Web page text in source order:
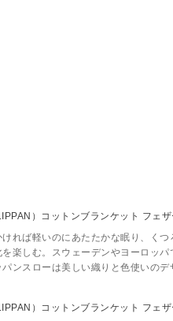
れば軽いのにあたたかな眠り、く
楽しむ。スウェーデンやヨーロッ
ンスローは美しい織りと色使いのデ